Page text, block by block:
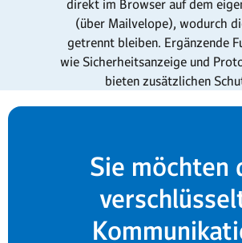
direkt im Browser auf dem
(über Mailvelope), wodurch
getrennt bleiben. Ergänzende
wie Sicherheitsanzeige und
bieten zusätzlichen
Sie möchten